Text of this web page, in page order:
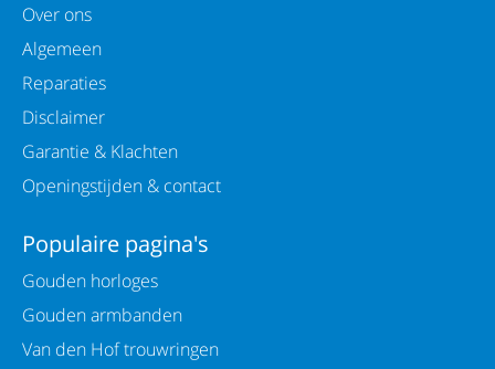
Over ons
Algemeen
Reparaties
Disclaimer
Garantie & Klachten
Openingstijden & contact
Populaire pagina's
Gouden horloges
Gouden armbanden
Van den Hof trouwringen